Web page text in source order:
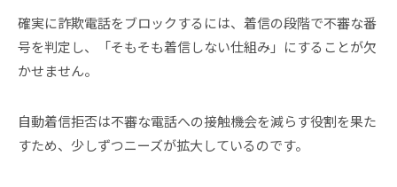
確実に詐欺電話をブロックするには、着信の段階で不審な番
号を判定し、「そもそも着信しない仕組み」にすることが欠
かせません。
自動着信拒否は不審な電話への接触機会を減らす役割を果た
すため、少しずつニーズが拡大しているのです。